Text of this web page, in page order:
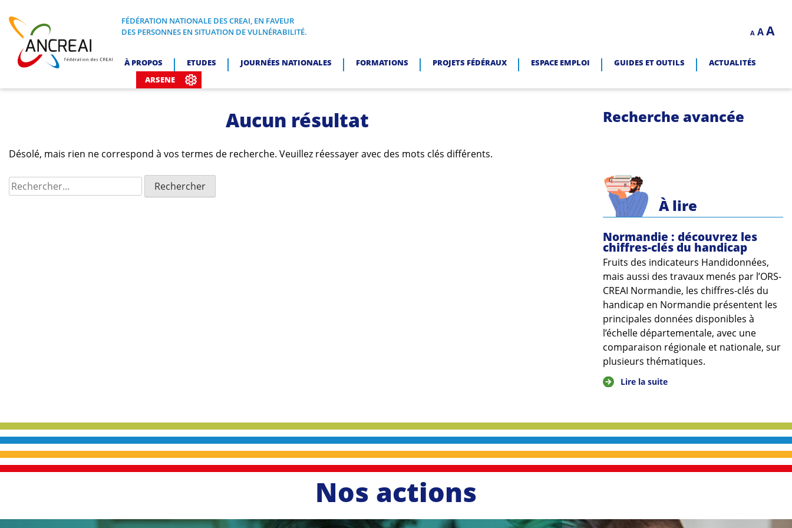
content
ANCREAI
FÉDÉRATION NATIONALE DES CREAI, EN FAVEUR DES PERSONNES EN SITUATION DE VULNÉRABILITÉ.
FÉDÉRATION NATIONALE DES CREAI, EN FAVEUR
DES PERSONNES EN SITUATION DE VULNÉRABILITÉ.
A
Decrease
font
A Reset
A
À PROPOS ETUDES JOURNÉES NATIONALES FORMATIONS PROJETS FÉDÉRAUX ESPACE EMPLOI GUIDES ET OUTILS
ACTUALITÉS
ARSENE
Aucun résultat
Désolé, mais rien ne correspond à vos termes de recherche. Veuillez réessayer avec des mots clés différents.
Rechercher :
Recherche avancée
À lire
Normandie : découvrez les
chiffres-clés du handicap
Fruits des indicateurs Handidonnées,
mais aussi des travaux menés par l’ORS-
CREAI Normandie, les chiffres-clés du
handicap en Normandie présentent les
principales données disponibles à
l’échelle départementale, avec une
comparaison régionale et nationale, sur
plusieurs thématiques.
Lire la suite
Nos actions